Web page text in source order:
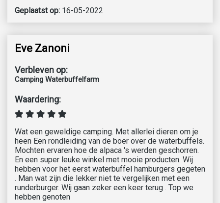
Geplaatst op: 16-05-2022
Eve Zanoni
Verbleven op:
Camping Waterbuffelfarm
Waardering:
Wat een geweldige camping. Met allerlei dieren om je
heen Een rondleiding van de boer over de waterbuffels.
Mochten ervaren hoe de alpaca 's werden geschorren.
En een super leuke winkel met mooie producten. Wij
hebben voor het eerst waterbuffel hamburgers gegeten
. Man wat zijn die lekker niet te vergelijken met een
runderburger. Wij gaan zeker een keer terug . Top we
hebben genoten